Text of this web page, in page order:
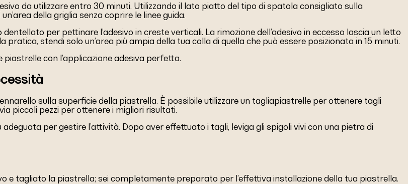
da utilizzare entro 30 minuti. Utilizzando il lato piatto del tipo di spatola consigliato sulla
della griglia senza coprire le linee guida.
per pettinare l’adesivo in creste verticali. La rimozione dell’adesivo in eccesso lascia un letto
stendi solo un’area più ampia della tua colla di quella che può essere posizionata in 15 minuti.
con l’applicazione adesiva perfetta.
sulla superficie della piastrella. È possibile utilizzare un tagliapiastrelle per ottenere tagli
piccoli pezzi per ottenere i migliori risultati.
per gestire l’attività. Dopo aver effettuato i tagli, leviga gli spigoli vivi con una pietra di
e tagliato la piastrella; sei completamente preparato per l’effettiva installazione della tua piastrella.